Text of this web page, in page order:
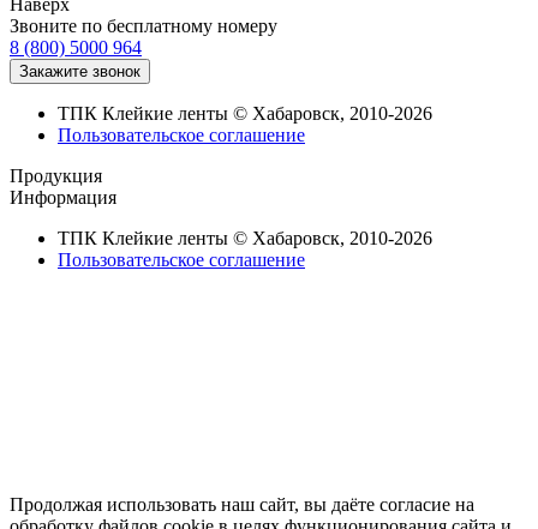
Звоните по бесплатному номеру
8 (800) 5000 964
ТПК Клейкие ленты © Хабаровск, 2010-2026
Пользовательское соглашение
Продукция
Информация
ТПК Клейкие ленты © Хабаровск, 2010-2026
Пользовательское соглашение
Продолжая использовать наш сайт, вы даёте согласие на